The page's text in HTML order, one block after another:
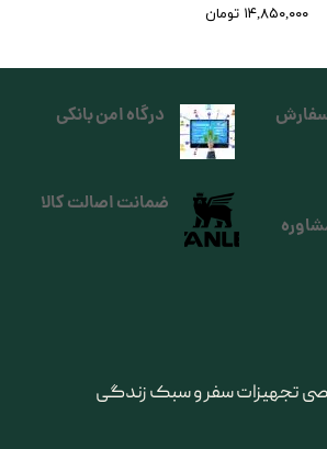
۱۴,۸۵۰,۰۰۰ تومان
تجهیزات سفر و سبک زندگی
درگاه امن بانکی
ضمانت اصالت کالا